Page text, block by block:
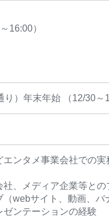
16:00）
り）年末年始 （12/30
ンタメ事業会社での
、メディア企業等と
（webサイト、動画、
ンテーションの経験